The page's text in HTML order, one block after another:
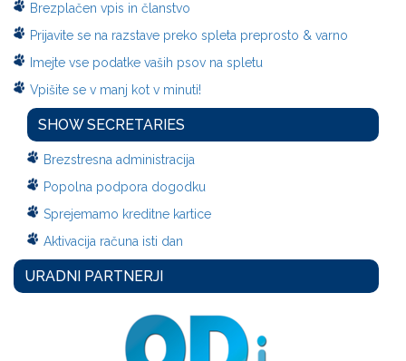
Brezplačen vpis in članstvo
Prijavite se na razstave preko spleta preprosto & varno
Imejte vse podatke vaših psov na spletu
Vpišite se v manj kot v minuti!
SHOW SECRETARIES
Brezstresna administracija
Popolna podpora dogodku
Sprejemamo kreditne kartice
Aktivacija računa isti dan
URADNI PARTNERJI